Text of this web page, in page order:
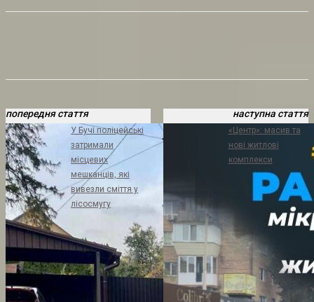
попередня стаття
У Бучі поліцейські
затримали
місцевих
мешканців, які
вивезли сміття у
лісосмугу
наступна стаття
«Центр»: масив та
нові житлові
комплекси